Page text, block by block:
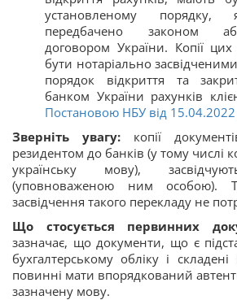
установленому
передбачено законом
договором України. Копії
бути нотаріально
порядок відкриття та
банком України рахунків
Постановою НБУ від
Зверніть увагу: копії
резидентом до банків (у тому числі
українську мову),
(уповноваженою ним особою).
засвідчення такого перекладу не
Що стосується первинних
зазначає, що документи, що є
бухгалтерському обліку і
повинні мати впорядкований
зазначену мову.